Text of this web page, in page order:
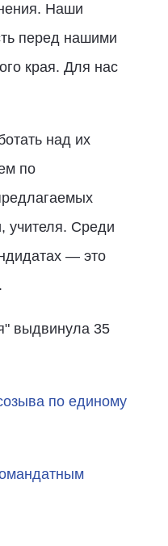
Наши
перед нашими
края. Для нас
над их
по
учителя. Среди
— это
выдвинула 35
по единому